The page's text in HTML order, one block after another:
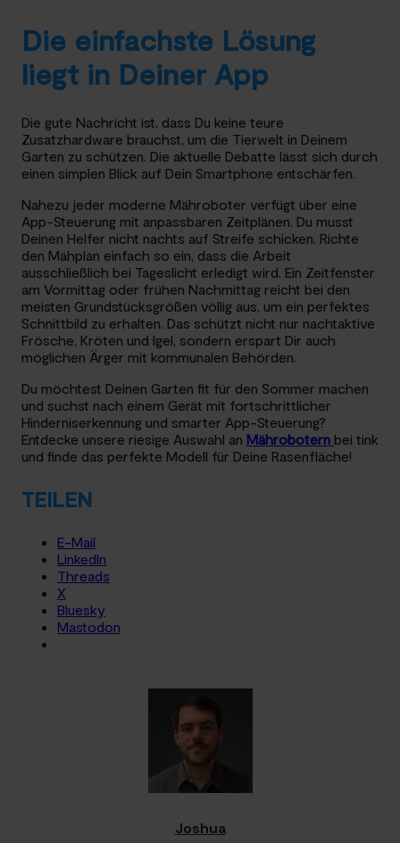
Die einfachste Lösung
liegt in Deiner App
Die gute Nachricht ist, dass Du keine teure
Zusatzhardware brauchst, um die Tierwelt in Deinem
Garten zu schützen. Die aktuelle Debatte lässt sich durch
einen simplen Blick auf Dein Smartphone entschärfen.
Nahezu jeder moderne Mähroboter verfügt über eine
App-Steuerung mit anpassbaren Zeitplänen. Du musst
Deinen Helfer nicht nachts auf Streife schicken. Richte
den Mähplan einfach so ein, dass die Arbeit
ausschließlich bei Tageslicht erledigt wird. Ein Zeitfenster
am Vormittag oder frühen Nachmittag reicht bei den
meisten Grundstücksgrößen völlig aus, um ein perfektes
Schnittbild zu erhalten. Das schützt nicht nur nachtaktive
Frösche, Kröten und Igel, sondern erspart Dir auch
möglichen Ärger mit kommunalen Behörden.
Du möchtest Deinen Garten fit für den Sommer machen
und suchst nach einem Gerät mit fortschrittlicher
Hinderniserkennung und smarter App-Steuerung?
Entdecke unsere riesige Auswahl an Mährobotern bei tink
und finde das perfekte Modell für Deine Rasenfläche!
TEILEN
E-Mail
LinkedIn
Threads
X
Bluesky
Mastodon
Joshua